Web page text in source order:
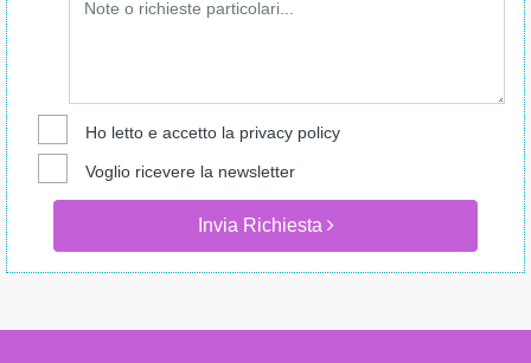
Ho letto e accetto la privacy policy
Voglio ricevere la newsletter
Invia Richiesta